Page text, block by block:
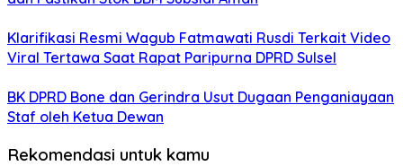
Klarifikasi Resmi Wagub Fatmawati Rusdi Terkait Video
Viral Tertawa Saat Rapat Paripurna DPRD Sulsel
BK DPRD Bone dan Gerindra Usut Dugaan Penganiayaan
Staf oleh Ketua Dewan
Rekomendasi untuk kamu